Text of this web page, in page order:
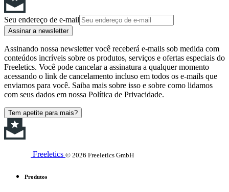
Seu endereço de e-mail
Assinar a newsletter
Assinando nossa newsletter você receberá e-mails sob medida com
conteúdos incríveis sobre os produtos, serviços e ofertas especiais do
Freeletics. Você pode cancelar a assinatura a qualquer momento
acessando o link de cancelamento incluso em todos os e-mails que
enviamos para você. Saiba mais sobre isso e sobre como lidamos
com seus dados em nossa Política de Privacidade.
Tem apetite para mais?
Freeletics © 2026 Freeletics GmbH
Produtos